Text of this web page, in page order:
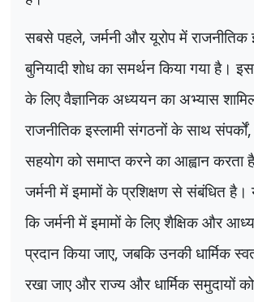
सबसे पहले,जर्मनी और यूरोप में राजनीतिक
बुनियादी शोध का समर्थन किया गया है।
के लिए वैज्ञानिक अध्ययन का अभ्यास
राजनीतिक इस्लामी संगठनों के साथ संपर्कों
सहयोग को समाप्त करने का आह्वान करता
जर्मनी में इमामों के प्रशिक्षण से संबंधित है।
कि जर्मनी में इमामों के लिए शैक्षिक और
प्रदान किया जाए,जबकि उनकी धार्मिक
रखा जाए और राज्य और धार्मिक समुदायों